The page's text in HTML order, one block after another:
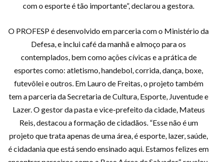
com o esporte é tão importante”, declarou a gestora.
O PROFESP é desenvolvido em parceria com o Ministério da
Defesa, e inclui café da manhã e almoço para os
contemplados, bem como ações cívicas e a prática de
esportes como: atletismo, handebol, corrida, dança, boxe,
futevôlei e outros. Em Lauro de Freitas, o projeto também
tem a parceria da Secretaria de Cultura, Esporte, Juventude e
Lazer. O gestor da pasta e vice-prefeito da cidade, Mateus
Reis, destacou a formação de cidadãos. “Esse não é um
projeto que trata apenas de uma área, é esporte, lazer, saúde,
é cidadania que está sendo ensinado aqui. Estamos felizes em